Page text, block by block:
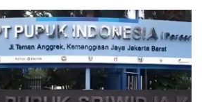
membangun jaringan gas bumi
Sleman, DIY, yang dirancang
12.900 pelanggan dari berbagai
rumah tangga, pelanggan kecil,